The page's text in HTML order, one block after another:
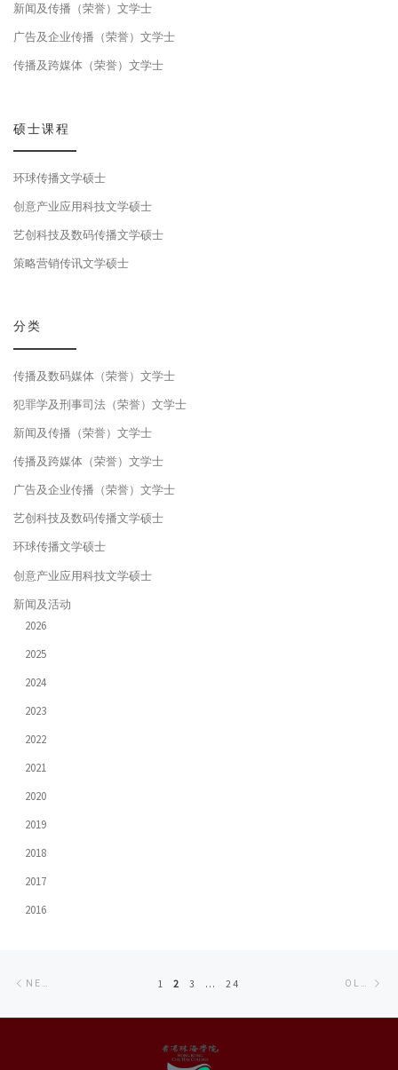
新闻及传播（荣誉）文学士
广告及企业传播（荣誉）文学士
传播及跨媒体（荣誉）文学士
硕士课程
环球传播文学硕士
创意产业应用科技文学硕士
艺创科技及数码传播文学硕士
策略营销传讯文学硕士
分类
传播及数码媒体（荣誉）文学士
犯罪学及刑事司法（荣誉）文学士
新闻及传播（荣誉）文学士
传播及跨媒体（荣誉）文学士
广告及企业传播（荣誉）文学士
艺创科技及数码传播文学硕士
环球传播文学硕士
创意产业应用科技文学硕士
新闻及活动
2026
2025
2024
2023
2022
2021
2020
2019
2018
2017
2016
navigation
1 2 3 … 24